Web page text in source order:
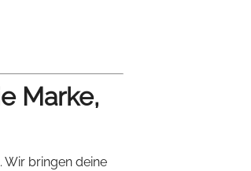
Marke,
Wir bringen deine